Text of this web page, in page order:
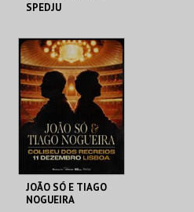
SPEDJU
COLISEU DE LISBOA
MAIS INFO
COMPRAR
JOÃO SÓ E TIAGO
NOGUEIRA